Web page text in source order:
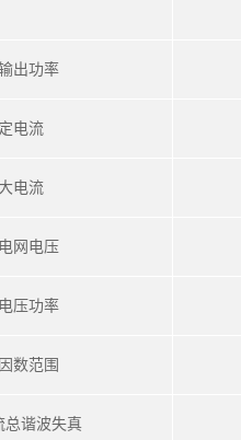
出功率
电流
电流
网电压
压功率
数范围
总谐波失真